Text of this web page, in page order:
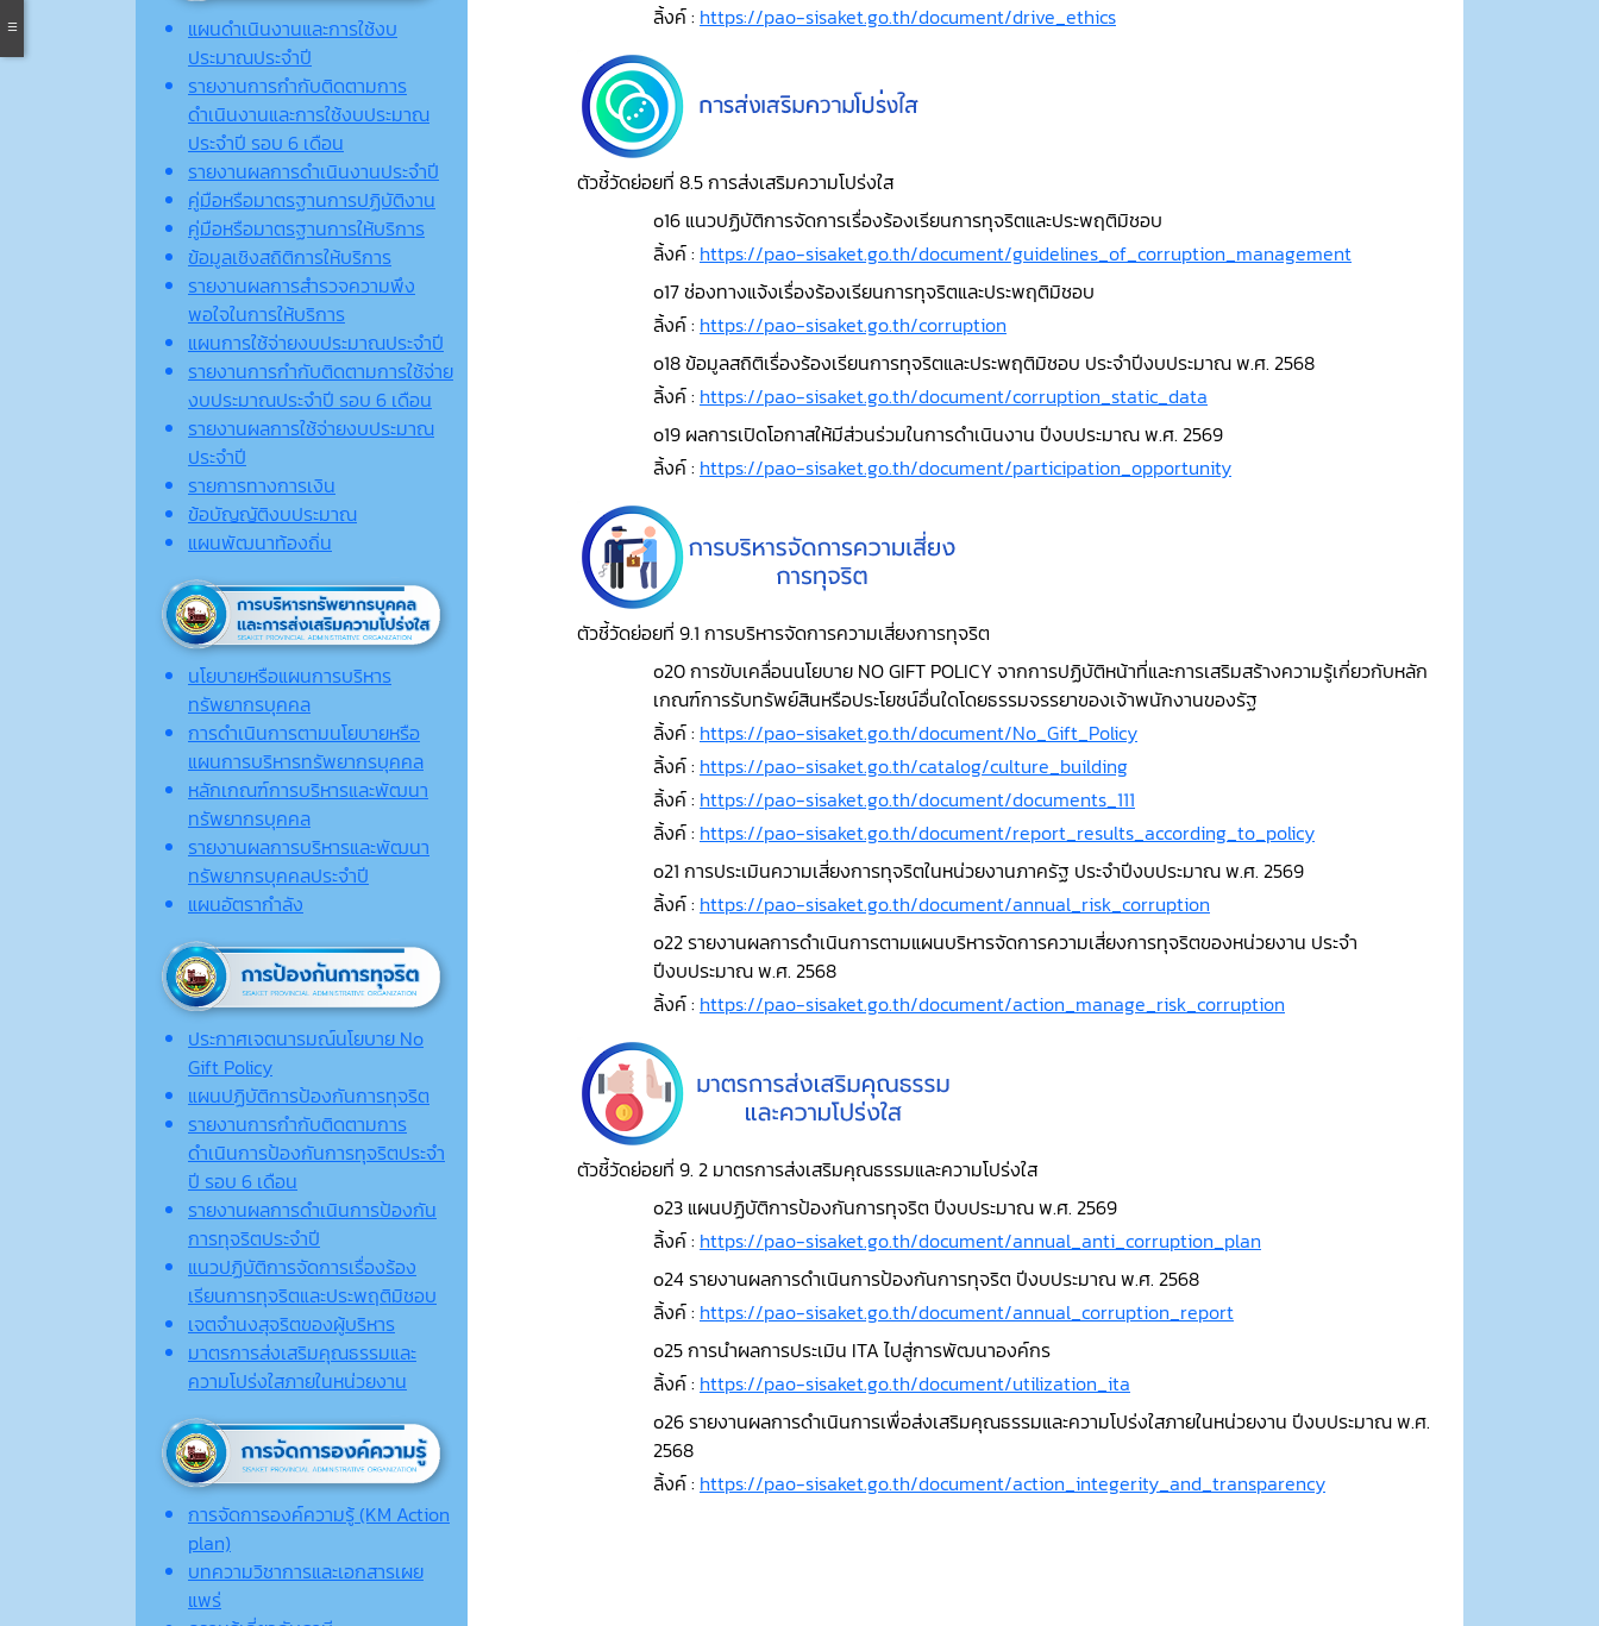
แผนดำเนินงานและการใช้งบ
ประมาณประจำปี
รายงานการกำกับติดตามการ
ดำเนินงานและการใช้งบประมาณ
ประจำปี รอบ 6 เดือน
รายงานผลการดำเนินงานประจำปี
คู่มือหรือมาตรฐานการปฏิบัติงาน
คู่มือหรือมาตรฐานการให้บริการ
ข้อมูลเชิงสถิติการให้บริการ
รายงานผลการสำรวจความพึง
พอใจในการให้บริการ
แผนการใช้จ่ายงบประมาณประจำปี
รายงานการกำกับติดตามการใช้จ่าย
งบประมาณประจำปี รอบ 6 เดือน
รายงานผลการใช้จ่ายงบประมาณ
ประจำปี
รายการทางการเงิน
ข้อบัญญัติงบประมาณ
แผนพัฒนาท้องถิ่น
นโยบายหรือแผนการบริหาร
ทรัพยากรบุคคล
การดำเนินการตามนโยบายหรือ
แผนการบริหารทรัพยากรบุคคล
หลักเกณฑ์การบริหารและพัฒนา
ทรัพยากรบุคคล
รายงานผลการบริหารและพัฒนา
ทรัพยากรบุคคลประจำปี
แผนอัตรากำลัง
ประกาศเจตนารมณ์นโยบาย No
Gift Policy
แผนปฏิบัติการป้องกันการทุจริต
รายงานการกำกับติดตามการ
ดำเนินการป้องกันการทุจริตประจำ
ปี รอบ 6 เดือน
รายงานผลการดำเนินการป้องกัน
การทุจริตประจำปี
แนวปฏิบัติการจัดการเรื่องร้อง
เรียนการทุจริตและประพฤติมิชอบ
เจตจํานงสุจริตของผู้บริหาร
มาตรการส่งเสริมคุณธรรมและ
ความโปร่งใสภายในหน่วยงาน
การจัดการองค์ความรู้ (KM Action
plan)
บทความวิชาการและเอกสารเผย
แพร่
ลิ้งค์ : https://pao-sisaket.go.th/document/drive_ethics
ตัวชี้วัดย่อยที่ 8.5 การส่งเสริมความโปร่งใส
o16 แนวปฏิบัติการจัดการเรื่องร้องเรียนการทุจริตและประพฤติมิชอบ
ลิ้งค์ : https://pao-sisaket.go.th/document/guidelines_of_corruption_management
o17 ช่องทางแจ้งเรื่องร้องเรียนการทุจริตและประพฤติมิชอบ
ลิ้งค์ : https://pao-sisaket.go.th/corruption
o18 ข้อมูลสถิติเรื่องร้องเรียนการทุจริตและประพฤติมิชอบ ประจำปีงบประมาณ พ.ศ. 2568
ลิ้งค์ : https://pao-sisaket.go.th/document/corruption_static_data
o19 ผลการเปิดโอกาสให้มีส่วนร่วมในการดำเนินงาน ปีงบประมาณ พ.ศ. 2569
ลิ้งค์ : https://pao-sisaket.go.th/document/participation_opportunity
ตัวชี้วัดย่อยที่ 9.1 การบริหารจัดการความเสี่ยงการทุจริต
o20 การขับเคลื่อนนโยบาย NO GIFT POLICY จากการปฏิบัติหน้าที่และการเสริมสร้างความรู้เกี่ยวกับหลัก
เกณฑ์การรับทรัพย์สินหรือประโยชน์อื่นใดโดยธรรมจรรยาของเจ้าพนักงานของรัฐ
ลิ้งค์ : https://pao-sisaket.go.th/document/No_Gift_Policy
ลิ้งค์ : https://pao-sisaket.go.th/catalog/culture_building
ลิ้งค์ : https://pao-sisaket.go.th/document/documents_111
ลิ้งค์ : https://pao-sisaket.go.th/document/report_results_according_to_policy
o21 การประเมินความเสี่ยงการทุจริตในหน่วยงานภาครัฐ ประจำปีงบประมาณ พ.ศ. 2569
ลิ้งค์ : https://pao-sisaket.go.th/document/annual_risk_corruption
o22 รายงานผลการดำเนินการตามแผนบริหารจัดการความเสี่ยงการทุจริตของหน่วยงาน ประจำ
ปีงบประมาณ พ.ศ. 2568
ลิ้งค์ : https://pao-sisaket.go.th/document/action_manage_risk_corruption
ตัวชี้วัดย่อยที่ 9. 2 มาตรการส่งเสริมคุณธรรมและความโปร่งใส
o23 แผนปฏิบัติการป้องกันการทุจริต ปีงบประมาณ พ.ศ. 2569
ลิ้งค์ : https://pao-sisaket.go.th/document/annual_anti_corruption_plan
o24 รายงานผลการดำเนินการป้องกันการทุจริต ปีงบประมาณ พ.ศ. 2568
ลิ้งค์ : https://pao-sisaket.go.th/document/annual_corruption_report
o25 การนำผลการประเมิน ITA ไปสู่การพัฒนาองค์กร
ลิ้งค์ : https://pao-sisaket.go.th/document/utilization_ita
o26 รายงานผลการดำเนินการเพื่อส่งเสริมคุณธรรมและความโปร่งใสภายในหน่วยงาน ปีงบประมาณ พ.ศ.
2568
ลิ้งค์ : https://pao-sisaket.go.th/document/action_integerity_and_transparency